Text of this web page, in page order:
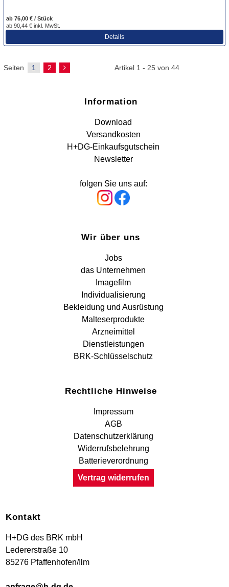
ab 76,00 € / Stück
ab 90,44 € inkl. MwSt.
Details
Seiten 1 2 Artikel 1 - 25 von 44
Information
Download
Versandkosten
H+DG-Einkaufsgutschein
Newsletter
folgen Sie uns auf:
Wir über uns
Jobs
das Unternehmen
Imagefilm
Individualisierung
Bekleidung und Ausrüstung
Malteserprodukte
Arzneimittel
Dienstleistungen
BRK-Schlüsselschutz
Rechtliche Hinweise
Impressum
AGB
Datenschutzerklärung
Widerrufsbelehrung
Batterieverordnung
Vertrag widerrufen
Kontakt
H+DG des BRK mbH
Ledererstraße 10
85276 Pfaffenhofen/Ilm